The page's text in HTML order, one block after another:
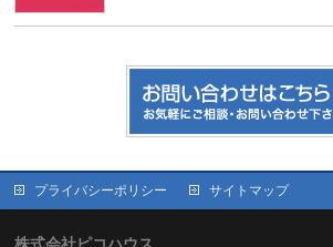
プライバシーポリシー サイトマップ